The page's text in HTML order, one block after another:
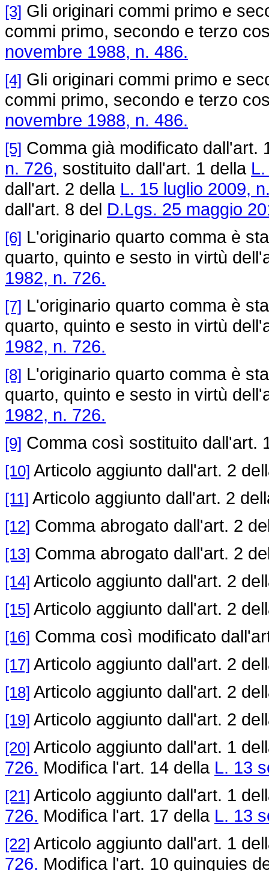
[3] Gli originari commi primo e
commi primo, secondo e terzo
novembre 1988, n. 486.
[4] Gli originari commi primo e
commi primo, secondo e terzo
novembre 1988, n. 486.
[5] Comma già modificato dall'art.
n. 726, sostituito dall'art. 1 della
dall'art. 2 della L. 15 luglio 2009,
dall'art. 8 del D.Lgs. 25 maggio
[6] L'originario quarto comma è
quarto, quinto e sesto in virtù
1982, n. 726.
[7] L'originario quarto comma è
quarto, quinto e sesto in virtù
1982, n. 726.
[8] L'originario quarto comma è
quarto, quinto e sesto in virtù
1982, n. 726.
[9] Comma così sostituito dall'art.
[10] Articolo aggiunto dall'art. 2
[11] Articolo aggiunto dall'art. 2
[12] Comma abrogato dall'art. 2
[13] Comma abrogato dall'art. 2
[14] Articolo aggiunto dall'art. 2
[15] Articolo aggiunto dall'art. 2
[16] Comma così modificato
[17] Articolo aggiunto dall'art. 2
[18] Articolo aggiunto dall'art. 2
[19] Articolo aggiunto dall'art. 2
[20] Articolo aggiunto dall'art. 1
726. Modifica l'art. 14 della L. 13
[21] Articolo aggiunto dall'art. 1
726. Modifica l'art. 17 della L. 13
[22] Articolo aggiunto dall'art. 1
726. Modifica l'art. 10 quinquies